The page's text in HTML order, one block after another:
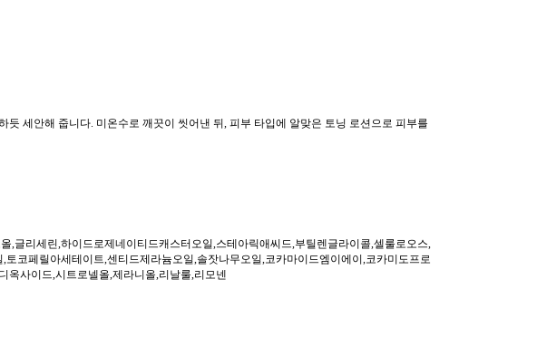
세안해 줍니다. 미온수로 깨끗이 씻어낸 뒤, 피부 타입에 알맞은 토닝 로션으로 피부를
,글리세린,하이드로제네이티드캐스터오일,스테아릭애씨드,부틸렌글라이콜,셀룰로오스,
코페릴아세테이트,센티드제라늄오일,솔잣나무오일,코카마이드엠이에이,코카미도프로
옥사이드,시트로넬올,제라니올,리날룰,리모넨